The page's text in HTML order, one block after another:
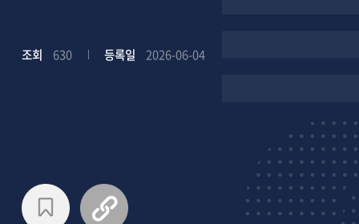
조회 630 등록일 2026-06-04